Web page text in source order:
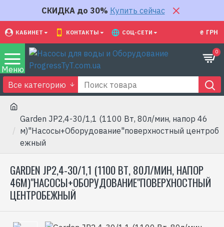
СКИДКА до 30% Купить сейчас
КАБИНЕТ КОНТАКТЫ СОЦ-СЕТИ ₴ ГРН
0
Все категорию
Garden JP2,4-30/1,1 (1100 Вт, 80л/мин, напор 46
м)"Насосы+Оборудование"поверхностный центроб
ежный
GARDEN JP2,4-30/1,1 (1100 ВТ, 80Л/МИН, НАПОР
46М)"НАСОСЫ+ОБОРУДОВАНИЕ"ПОВЕРХНОСТНЫЙ
ЦЕНТРОБЕЖНЫЙ